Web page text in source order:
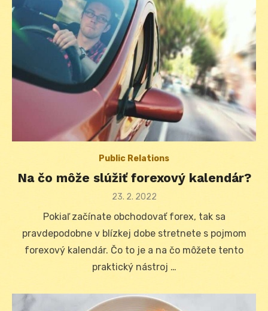
Public Relations
Na čo môže slúžiť forexový kalendár?
Posted
23. 2. 2022
Pokiaľ začínate obchodovať forex, tak sa
pravdepodobne v blízkej dobe stretnete s pojmom
forexový kalendár. Čo to je a na čo môžete tento
praktický nástroj …